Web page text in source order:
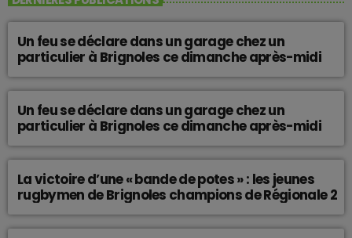
Un feu se déclare dans un garage chez un
particulier à Brignoles ce dimanche après-midi
Un feu se déclare dans un garage chez un
particulier à Brignoles ce dimanche après-midi
La victoire d’une « bande de potes » : les jeunes
rugbymen de Brignoles champions de Régionale 2